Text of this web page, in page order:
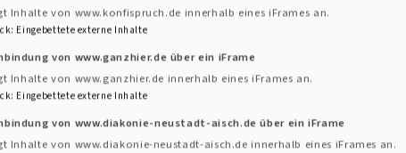
Inhalte von www.konfispruch.de innerhalb eines iFrames an.
: Eingebettete externe Inhalte
von www.ganzhier.de über ein iFrame
Inhalte von www.ganzhier.de innerhalb eines iFrames an.
: Eingebettete externe Inhalte
von www.diakonie-neustadt-aisch.de über ein iFrame
Inhalte von www.diakonie-neustadt-aisch.de innerhalb eines iFrames an.